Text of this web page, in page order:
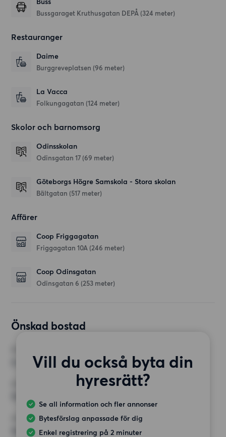
Buss
Bussgaraget Kruthusgatan DEPÅ (324 meter)
Restauranger
Daime
Burggreveplatsen (96 meter)
La Vacca
Folkungagatan (124 meter)
Skolor och barnomsorg
Odinsskolan
Odinsgatan 17 (69 meter)
Göteborgs Högre Samskola - Stora skolan
Bältgatan (517 meter)
Affärer
Coop Friggagatan
Friggagatan 10A (246 meter)
Coop Odinsgatan
Odinsgatan 6 (253 meter)
Önskad bostad
Vill du också byta din
hyresrätt?
Se all information och fler annonser
Bytesförslag anpassade för dig
Enkel registrering på 2 minuter
MINST ANTAL KVADRATMETER
HÖGSTA HYRA
13 000 kr